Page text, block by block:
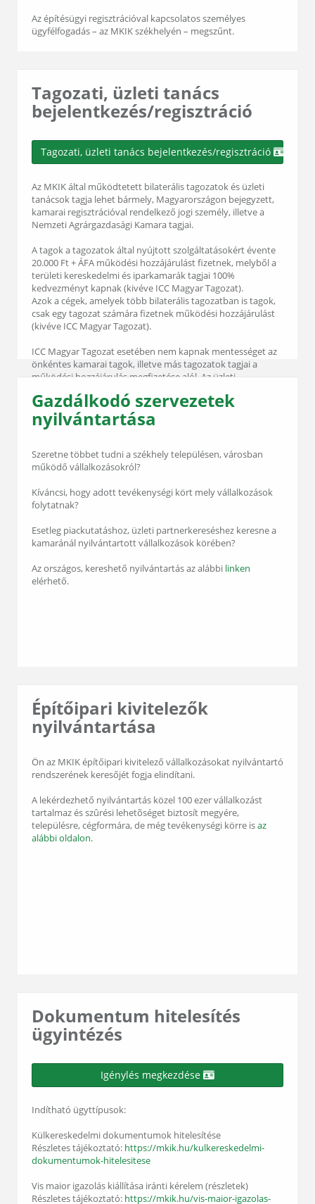
Az építésügyi regisztrációval kapcsolatos személyes
ügyfélfogadás – az MKIK székhelyén – megszűnt.
Tagozati, üzleti tanács
bejelentkezés/regisztráció
Tagozati, üzleti tanács bejelentkezés/regisztráció
Az MKIK által működtetett bilaterális tagozatok és üzleti
tanácsok tagja lehet bármely, Magyarországon bejegyzett,
kamarai regisztrációval rendelkező jogi személy, illetve a
Nemzeti Agrárgazdasági Kamara tagjai.
A tagok a tagozatok által nyújtott szolgáltatásokért évente
20.000 Ft + ÁFA működési hozzájárulást fizetnek, melyből a
területi kereskedelmi és iparkamarák tagjai 100%
kedvezményt kapnak (kivéve ICC Magyar Tagozat).
Azok a cégek, amelyek több bilaterális tagozatban is tagok,
csak egy tagozat számára fizetnek működési hozzájárulást
(kivéve ICC Magyar Tagozat).
ICC Magyar Tagozat esetében nem kapnak mentességet az
önkéntes kamarai tagok, illetve más tagozatok tagjai a
működési hozzájárulás megfizetése alól. Az üzleti
Gazdálkodó szervezetek
nyilvántartása
Szeretne többet tudni a székhely településen, városban
működő vállalkozásokról?
Kíváncsi, hogy adott tevékenységi kört mely vállalkozások
folytatnak?
Esetleg piackutatáshoz, üzleti partnerkereséshez keresne a
kamaránál nyilvántartott vállalkozások körében?
Az országos, kereshető nyilvántartás az alábbi linken
elérhető.
Építőipari kivitelezők
nyilvántartása
Ön az MKIK építőipari kivitelező vállalkozásokat nyilvántartó
rendszerének keresőjét fogja elindítani.
A lekérdezhető nyilvántartás közel 100 ezer vállalkozást
tartalmaz és szûrési lehetõséget biztosít megyére,
településre, cégformára, de még tevékenységi körre isaz
alábbi oldalon.
Dokumentum hitelesítés
ügyintézés
Igénylés megkezdése
Indítható ügyttípusok:
Külkereskedelmi dokumentumok hitelesítése
Részletes tájékoztató: https://mkik.hu/kulkereskedelmi-
dokumentumok-hitelesitese
Vis maior igazolás kiállítása iránti kérelem (részletek)
Részletes tájékoztató: https://mkik.hu/vis-maior-igazolas-